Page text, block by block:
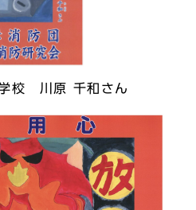
校 川原 千和さん